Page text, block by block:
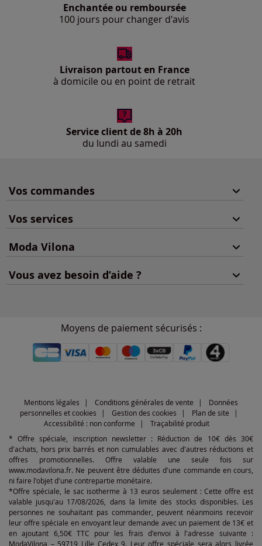
Enchantée ou remboursée
100 jours pour changer d'avis
Livraison partout en France
à domicile ou en point de retrait
Service client de 8h à 20h
du lundi au samedi
Vos commandes
Vos services
Moda Vilona
Vous avez besoin d’aide ?
Moyens de paiement sécurisés :
Mentions légales Conditions générales de vente
Données
personnelles et cookies
Gestion des cookies
Plan de site
Accessibilité : non conforme
Traçabilité produit
* Offre spéciale, inscription newsletter : Réduction de 10€ dès 30€
d'achats, hors prix barrés et non cumulables avec d'autres réductions et
offres promotionnelles. Offre valable une seule fois sur
www.modavilona.fr. Ne peuvent être déduites d'une commande en cours,
ni faire l'objet d'une contrepartie monétaire.
*Offre spéciale, le sac isotherme à 13 euros seulement : Cette offre est
valable jusqu'au 17/08/2026, dans la limite des stocks disponibles. Les
personnes ne souhaitant pas commander, peuvent néanmoins recevoir
leur offre spéciale en envoyant leur demande avec un paiement de 13€ et
en ajoutant 6,50€ TTC pour les frais d'envoi à l'adresse suivante :
ModaVilona – 59719 Lille Cedex 9. Leur offre spéciale sera alors livrée